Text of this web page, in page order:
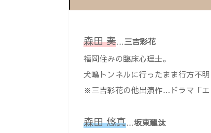
森田 奏…三吉彩花
福岡住みの臨床心理士。
犬鳴トンネルに行ったまま行方不
※三吉彩花の他出演作…ドラマ「エ
森田 悠真…坂東龍汰